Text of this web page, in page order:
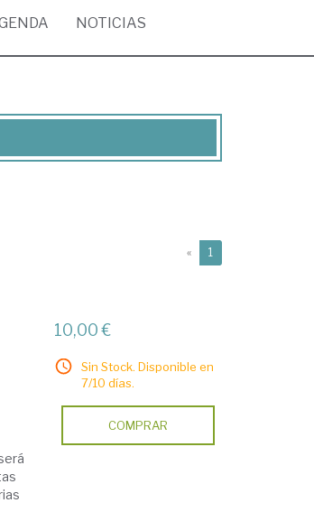
NOTICIAS
« 1
10,00 €
Sin Stock. Disponible en
7/10 días.
COMPRAR